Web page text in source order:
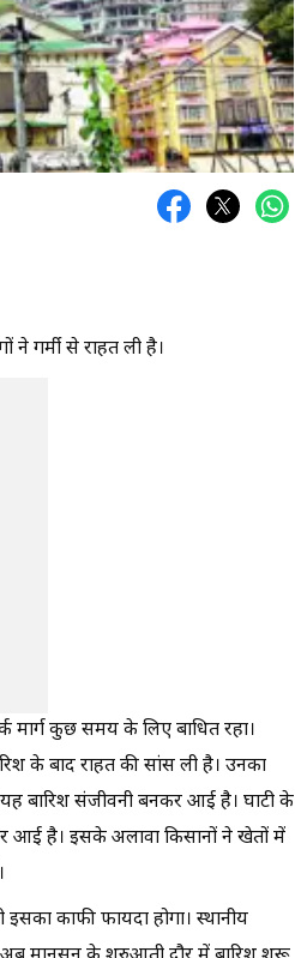
गर्मी से राहत ली है।
मार्ग कुछ समय के लिए बाधित रहा।
के बाद राहत की सांस ली है। उनका
बारिश संजीवनी बनकर आई है। घाटी के
आई है। इसके अलावा किसानों ने खेतों में
काफी फायदा होगा। स्थानीय